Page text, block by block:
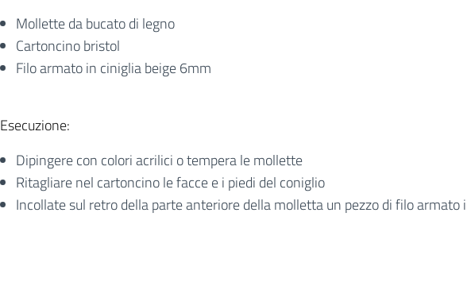
Mollette da bucato di legno
Cartoncino bristol
Filo armato in ciniglia beige 6mm
Esecuzione:
Dipingere con colori acrilici o tempera le mollette
Ritagliare nel cartoncino le facce e i piedi del coniglio
Incollate sul retro della parte anteriore della molletta un pezzo di filo armato